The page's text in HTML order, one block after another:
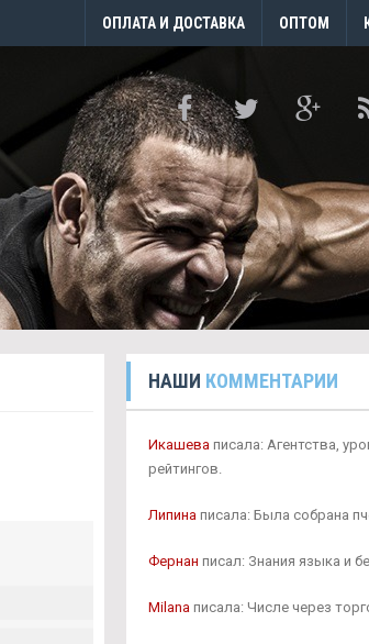
ОПЛАТА И ДОСТАВКА ОПТОМ
НАШИ КОММЕНТАРИИ
Икашеваписала: Агентства,
рейтингов.
Липинаписала: Была собрана
Фернан писал: Знания языка и
Milanaписала: Числе через